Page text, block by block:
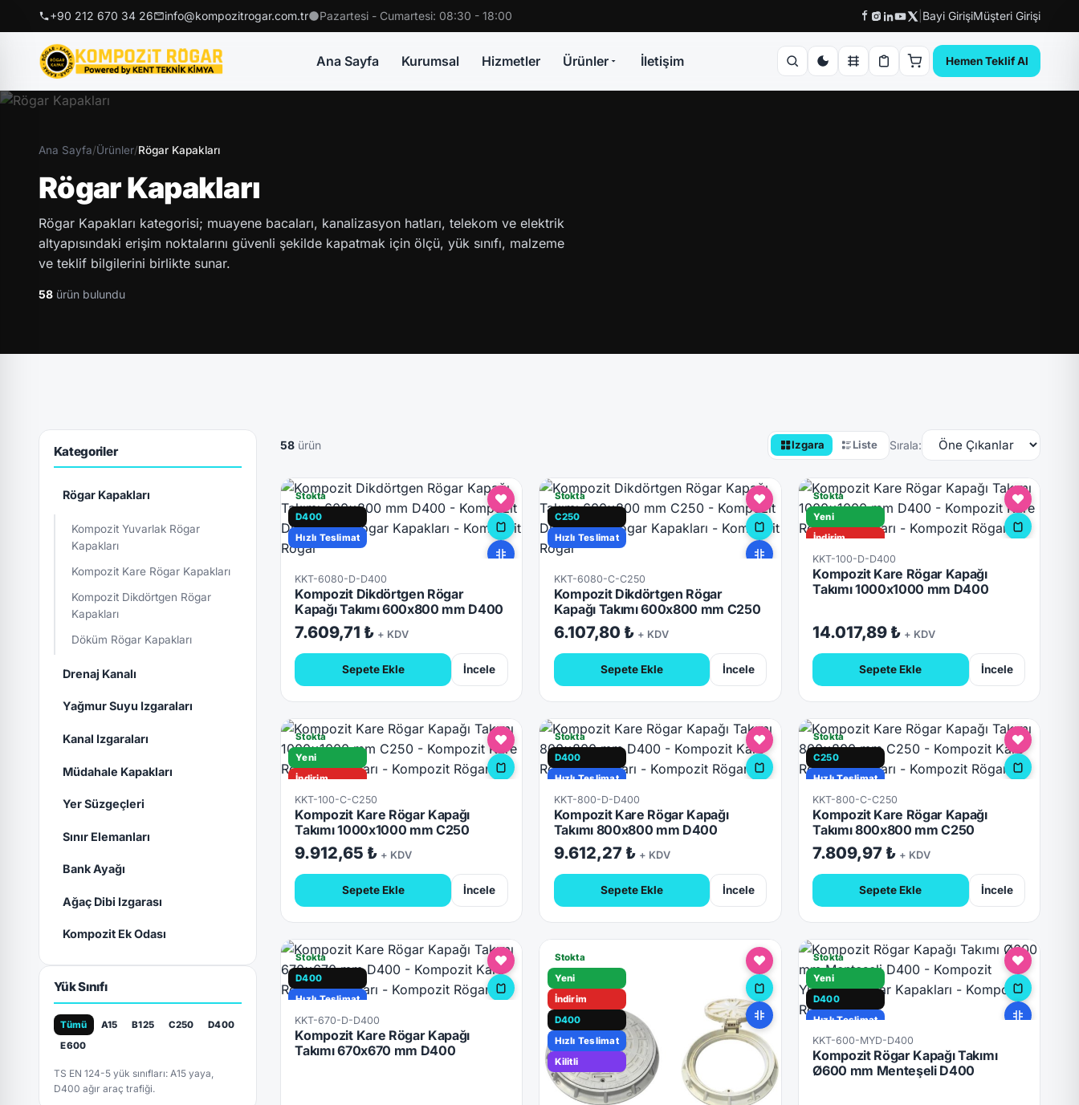
+90 212 670 34 26 info@kompozitrogar.com.tr Pazartesi - Cumartesi: 08:30 - 18:00 Bayi GirişiMüşteri Girişi
Ana Sayfa Kurumsal Hizmetler Ürünler İletişim Hemen Teklif Al
Ana Sayfa/Ürünler/Rögar Kapakları
Rögar Kapakları
Rögar Kapakları kategorisi; muayene bacaları, kanalizasyon hatları, telekom ve elektrik
altyapısındaki erişim noktalarını güvenli şekilde kapatmak için ölçü, yük sınıfı, malzeme
ve teklif bilgilerini birlikte sunar.
58 ürün bulundu
Kategoriler
Rögar Kapakları
Kompozit Yuvarlak Rögar
Kapakları
Kompozit Kare Rögar Kapakları
Kompozit Dikdörtgen Rögar
Kapakları
Döküm Rögar Kapakları
Drenaj Kanalı
Yağmur Suyu Izgaraları
Kanal Izgaraları
Müdahale Kapakları
Yer Süzgeçleri
Sınır Elemanları
Bank Ayağı
Ağaç Dibi Izgarası
Kompozit Ek Odası
Yük Sınıfı
Tümü A15 B125 C250
D400
E600
TS EN 124-5 yük sınıfları: A15 yaya,
D400 ağır araç trafiği.
58ürün Izgara Liste Sırala:
Stokta
D400
Hızlı Teslimat
KKT-6080-D-D400
Kompozit Dikdörtgen Rögar
Kapağı Takımı 600x800 mm D400
7.609,71 ₺ + KDV
Sepete Ekle İncele
Stokta
C250
Hızlı Teslimat
KKT-6080-C-C250
Kompozit Dikdörtgen Rögar
Kapağı Takımı 600x800 mm C250
6.107,80 ₺ + KDV
Sepete Ekle İncele
Stokta
Yeni
İndirim
D400
Hızlı Teslimat
KKT-100-D-D400
Kompozit Kare Rögar Kapağı
Takımı 1000x1000 mm D400
14.017,89 ₺ + KDV
Sepete Ekle İncele
Stokta
Yeni
İndirim
C250
Hızlı Teslimat
KKT-100-C-C250
Kompozit Kare Rögar Kapağı
Takımı 1000x1000 mm C250
9.912,65 ₺ + KDV
Sepete Ekle İncele
Stokta
D400
Hızlı Teslimat
KKT-800-D-D400
Kompozit Kare Rögar Kapağı
Takımı 800x800 mm D400
9.612,27 ₺ + KDV
Sepete Ekle İncele
Stokta
C250
Hızlı Teslimat
KKT-800-C-C250
Kompozit Kare Rögar Kapağı
Takımı 800x800 mm C250
7.809,97 ₺ + KDV
Sepete Ekle İncele
Stokta
D400
Hızlı Teslimat
KKT-670-D-D400
Kompozit Kare Rögar Kapağı
Takımı 670x670 mm D400
Stokta
Yeni
İndirim
D400
Hızlı Teslimat
Kilitli
Stokta
Yeni
D400
Hızlı Teslimat
Kilitli
KKT-600-MYD-D400
Kompozit Rögar Kapağı Takımı
Ø600 mm Menteşeli D400